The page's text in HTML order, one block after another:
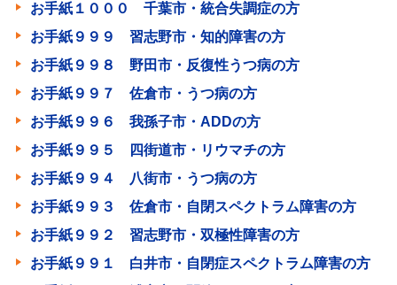
お手紙１０００ 千葉市・統合失調症の方
お手紙９９９ 習志野市・知的障害の方
お手紙９９８ 野田市・反復性うつ病の方
お手紙９９７ 佐倉市・うつ病の方
お手紙９９６ 我孫子市・ADDの方
お手紙９９５ 四街道市・リウマチの方
お手紙９９４ 八街市・うつ病の方
お手紙９９３ 佐倉市・自閉スペクトラム障害の方
お手紙９９２ 習志野市・双極性障害の方
お手紙９９１ 白井市・自閉症スペクトラム障害の方